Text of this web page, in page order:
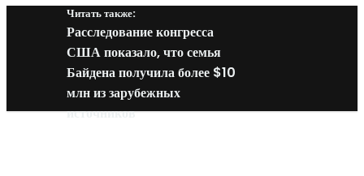
Читать также:
Расследование конгресса
США показало, что семья
Байдена получила более $10
млн из зарубежных
источников